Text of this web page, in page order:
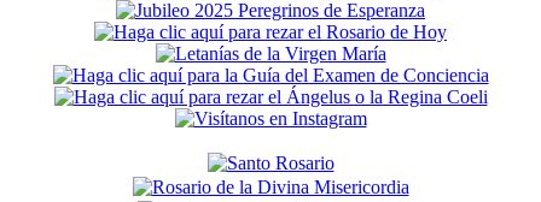
Secondary
Sidebar